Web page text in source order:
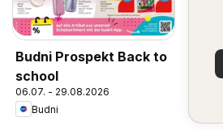
Budni Prospekt Back to
school
06.07. - 29.08.2026
Budni